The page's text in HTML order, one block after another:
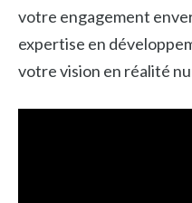
votre engagement
expertise en
votre vision en réalité